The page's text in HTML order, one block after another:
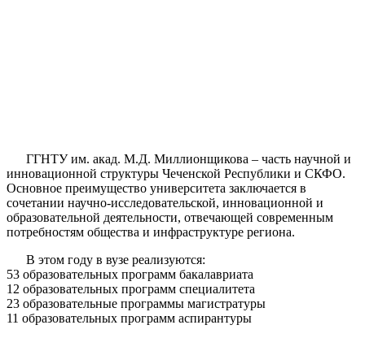
ГГНТУ им. акад. М.Д. Миллионщикова – часть научной и
инновационной структуры Чеченской Республики и СКФО.
Основное преимущество университета заключается в
сочетании научно-исследовательской, инновационной и
образовательной деятельности, отвечающей современным
потребностям общества и инфраструктуре региона.
В этом году в вузе реализуются:
53 образовательных программ бакалавриата
12 образовательных программ специалитета
23 образовательные программы магистратуры
11 образовательных программ аспирантуры